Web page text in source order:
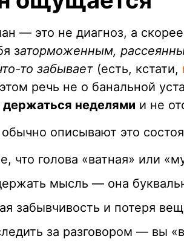
— это не диагноз, а
заторможенным,
то забывает (есть, кстати,
речь не о банальной
неделями и не
описывают это
что голова «ватная» или
мысль — она
забывчивость и потеря
за разговором — вы